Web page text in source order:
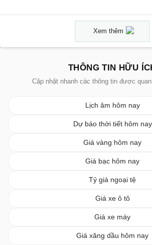
Xem thêm
THÔNG TIN HỮU
Cập nhật nhanh các thông tin được
Lịch âm hôm nay
Dự báo thời tiết hôm nay
Giá vàng hôm nay
Giá bạc hôm nay
Tỷ giá ngoại tệ
Giá xe ô tô
Giá xe máy
Giá xăng dầu hôm nay